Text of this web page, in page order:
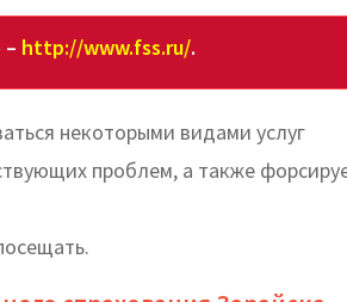
http://www.fss.ru/.
некоторыми видами услуг
проблем, а также